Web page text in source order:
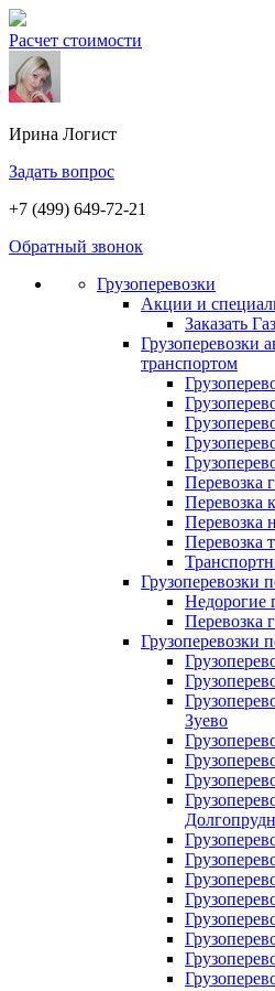
Расчет стоимости
Ирина Логист
Задать вопрос
+7 (499) 649-72-21
Обратный звонок
Грузоперевозки
Акции и
Заказать
Грузоперевозки
транспортом
Перевозка
Перевозка
Перевозка
Перевозка
Грузоперевозки
Недорогие
Перевозка
Грузоперевозки
Зуево